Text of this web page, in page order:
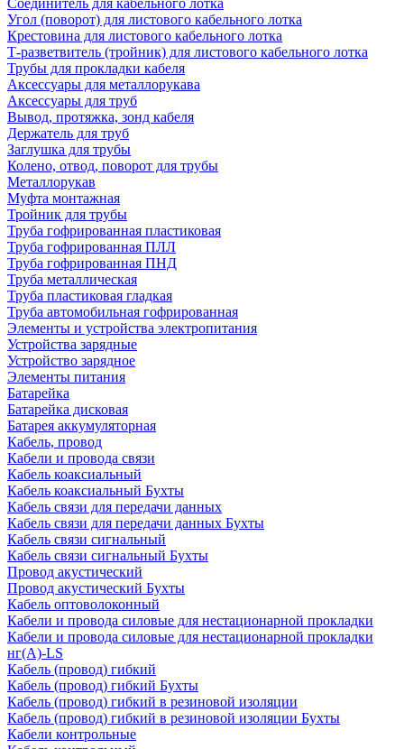
Соединитель для кабельного лотка
Угол (поворот) для листового кабельного лотка
Крестовина для листового кабельного лотка
Т-разветвитель (тройник) для листового кабельного лотка
Трубы для прокладки кабеля
Аксессуары для металлорукава
Аксессуары для труб
Вывод, протяжка, зонд кабеля
Держатель для труб
Заглушка для трубы
Колено, отвод, поворот для трубы
Металлорукав
Муфта монтажная
Тройник для трубы
Труба гофрированная пластиковая
Труба гофрированная ПЛЛ
Труба гофрированная ПНД
Труба металлическая
Труба пластиковая гладкая
Труба автомобильная гофрированная
Элементы и устройства электропитания
Устройства зарядные
Устройство зарядное
Элементы питания
Батарейка
Батарейка дисковая
Батарея аккумуляторная
Кабель, провод
Кабели и провода связи
Кабель коаксиальный
Кабель коаксиальный Бухты
Кабель связи для передачи данных
Кабель связи для передачи данных Бухты
Кабель связи сигнальный
Кабель связи сигнальный Бухты
Провод акустический
Провод акустический Бухты
Кабель оптоволоконный
Кабели и провода силовые для нестационарной прокладки
Кабели и провода силовые для нестационарной прокладки
нг(А)-LS
Кабель (провод) гибкий
Кабель (провод) гибкий Бухты
Кабель (провод) гибкий в резиновой изоляции
Кабель (провод) гибкий в резиновой изоляции Бухты
Кабели контрольные